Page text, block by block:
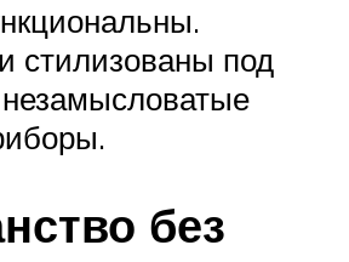
стилизованы под
без